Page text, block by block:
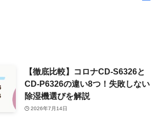
【徹底比較】コロナCD-S6326と
CD-P6326の違い8つ！失敗しない
除湿機選びを解説
2026年7月14日